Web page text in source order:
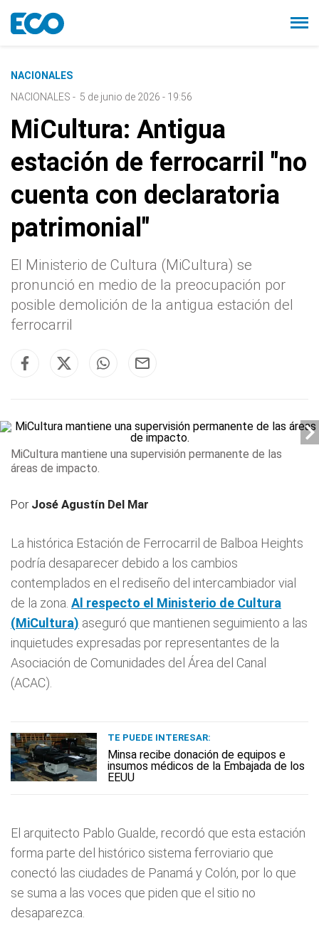
NACIONALES
NACIONALES - 5 de junio de 2026 - 19:56
MiCultura: Antigua
estación de ferrocarril "no
cuenta con declaratoria
patrimonial"
El Ministerio de Cultura (MiCultura) se
pronunció en medio de la preocupación por
posible demolición de la antigua estación del
ferrocarril
MiCultura mantiene una supervisión permanente de las
áreas de impacto.
Por José Agustín Del Mar
La histórica Estación de Ferrocarril de Balboa Heights
podría desaparecer debido a los cambios
contemplados en el rediseño del intercambiador vial
de la zona. Al respecto el Ministerio de Cultura
(MiCultura) aseguró que mantienen seguimiento a las
inquietudes expresadas por representantes de la
Asociación de Comunidades del Área del Canal
(ACAC).
TE PUEDE INTERESAR:
Minsa recibe donación de equipos e
insumos médicos de la Embajada de los
EEUU
El arquitecto Pablo Gualde, recordó que esta estación
forma parte del histórico sistema ferroviario que
conectó las ciudades de Panamá y Colón, por lo que
se suma a las voces que piden que el sitio no
desaparezca.